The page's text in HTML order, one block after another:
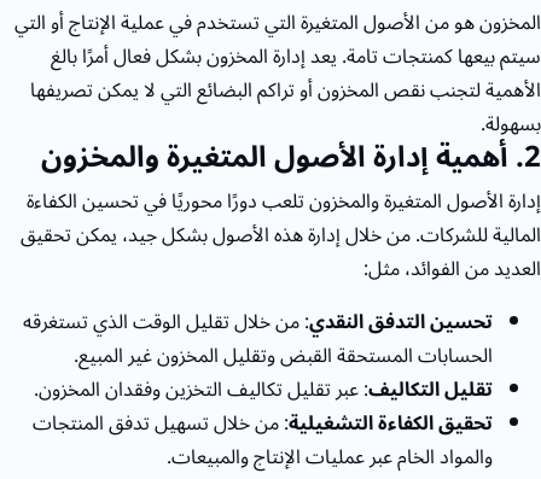
المخزون هو من الأصول المتغيرة التي تستخدم في عملية الإنتاج أو التي
سيتم بيعها كمنتجات تامة. يعد إدارة المخزون بشكل فعال أمرًا بالغ
الأهمية لتجنب نقص المخزون أو تراكم البضائع التي لا يمكن تصريفها
بسهولة.
2. أهمية إدارة الأصول المتغيرة والمخزون
إدارة الأصول المتغيرة والمخزون تلعب دورًا محوريًا في تحسين الكفاءة
المالية للشركات. من خلال إدارة هذه الأصول بشكل جيد، يمكن تحقيق
العديد من الفوائد، مثل:
تحسين التدفق النقدي: من خلال تقليل الوقت الذي تستغرقه
الحسابات المستحقة القبض وتقليل المخزون غير المبيع.
تقليل التكاليف: عبر تقليل تكاليف التخزين وفقدان المخزون.
تحقيق الكفاءة التشغيلية: من خلال تسهيل تدفق المنتجات
والمواد الخام عبر عمليات الإنتاج والمبيعات.